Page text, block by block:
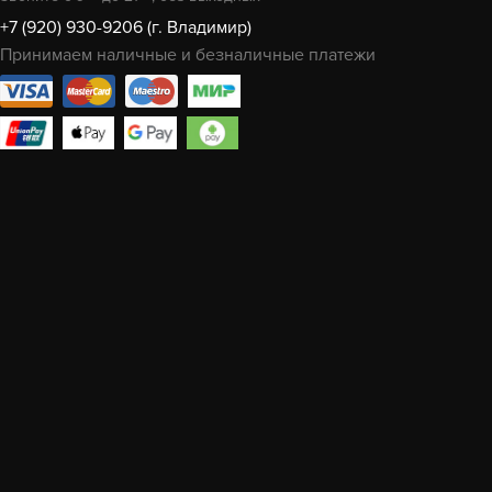
+7 (920) 930-9206 (г. Владимир)
Принимаем наличные и безналичные платежи